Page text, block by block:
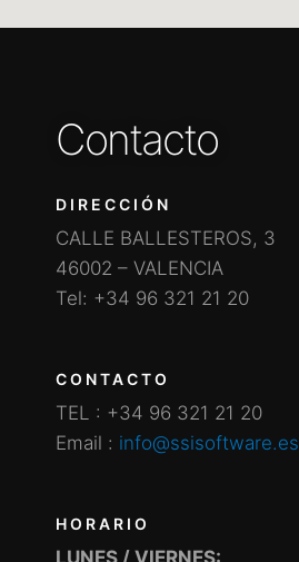
Contacto
DIRECCIÓN
CALLE BALLESTEROS, 3
46002 – VALENCIA
Tel: +34 96 321 21 20
CONTACTO
TEL : +34 96 321 21 20
Email : info@ssisoftware.es
HORARIO
LUNES / VIERNES: